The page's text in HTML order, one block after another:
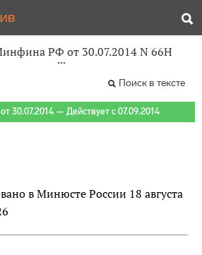
РФ от 30.07.2014 N 66Н
Поиск в тексте
30.07.2014 — Действует с 07.09.2014
в Минюсте России 18 августа